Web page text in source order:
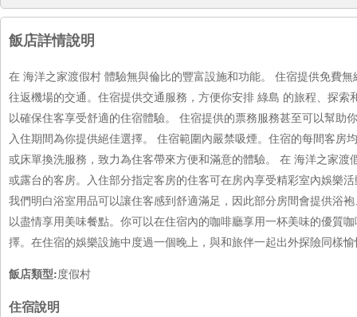
飯店詳情說明
在 海洋之家渡假村 體驗無與倫比的豐富設施和功能。 住宿提供免費
往返機場的交通。住宿提供交通服務，方便你安排 綠島 的旅程、探
以確保住客享受舒適的住宿體驗。 住宿提供的票務服務甚至可以幫
入住期間為你提供絕佳選擇。 住宿範圍內嚴禁吸煙。住宿的每間客
或床單換洗服務，致力為住客帶來方便和滿意的體驗。 在 海洋之家
或露台的客房。入住部分指定客房的住客可在房內享受精彩室內娛樂
我們明白浴室用品可以讓住客感到舒適滿足，因此部分房間會提供浴
以盡情享用美味餐點。你可以在住宿內的咖啡廳享用一杯美味的優質
擇。在住宿的娛樂設施中度過一個晚上，與和旅伴一起出外探險同樣
飯店類型:度假村
住宿說明